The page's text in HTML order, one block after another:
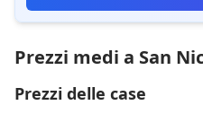
Prezzi medi a San
Prezzi delle case